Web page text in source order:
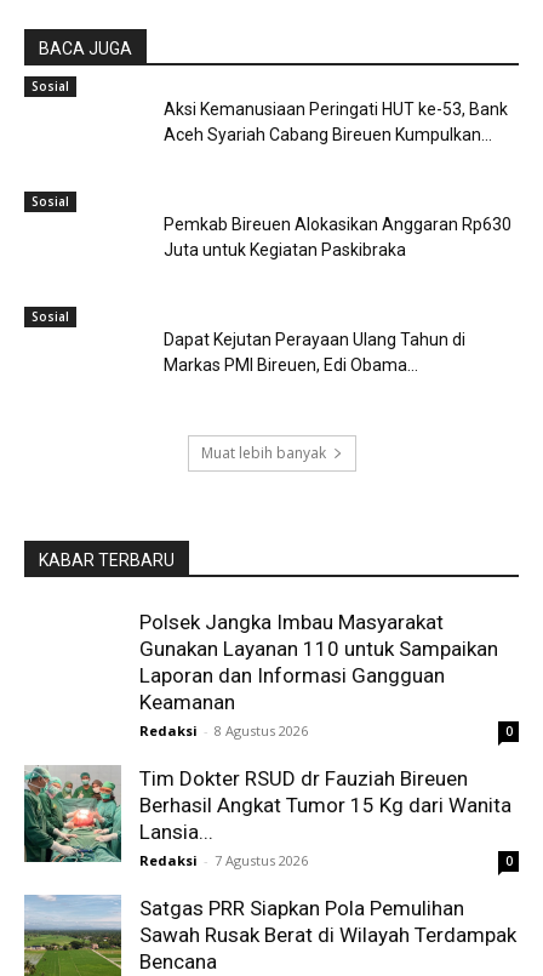
BACA JUGA
Sosial
Aksi Kemanusiaan Peringati HUT ke-53, Bank
Aceh Syariah Cabang Bireuen Kumpulkan...
Sosial
Pemkab Bireuen Alokasikan Anggaran Rp630
Juta untuk Kegiatan Paskibraka
Sosial
Dapat Kejutan Perayaan Ulang Tahun di
Markas PMI Bireuen, Edi Obama...
Muat lebih banyak
KABAR TERBARU
Polsek Jangka Imbau Masyarakat
Gunakan Layanan 110 untuk Sampaikan
Laporan dan Informasi Gangguan
Keamanan
Redaksi - 8 Agustus 2026 0
Tim Dokter RSUD dr Fauziah Bireuen
Berhasil Angkat Tumor 15 Kg dari Wanita
Lansia...
Redaksi - 7 Agustus 2026 0
Satgas PRR Siapkan Pola Pemulihan
Sawah Rusak Berat di Wilayah Terdampak
Bencana